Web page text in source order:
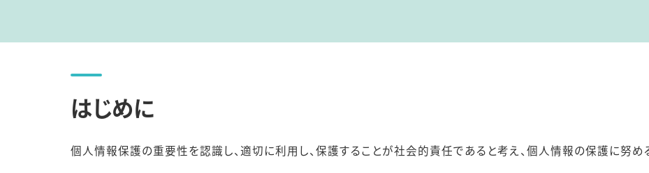
はじめに
個人情報保護の重要性を認識し、適切に利用し、保護することが社会的責任であると考え、個人情報の保護に努め